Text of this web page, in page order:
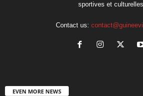
sportives et
Contact us:
EVEN MORE NEWS